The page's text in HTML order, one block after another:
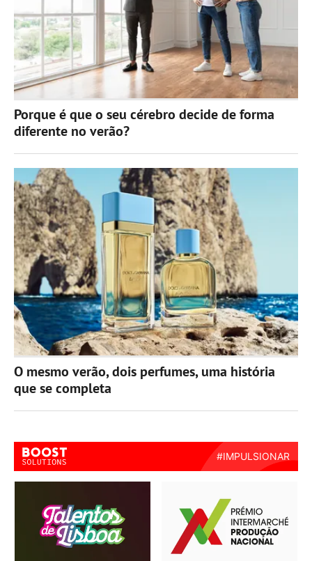
Porque é que o seu cérebro decide de forma
diferente no verão?
O mesmo verão, dois perfumes, uma história
que se completa